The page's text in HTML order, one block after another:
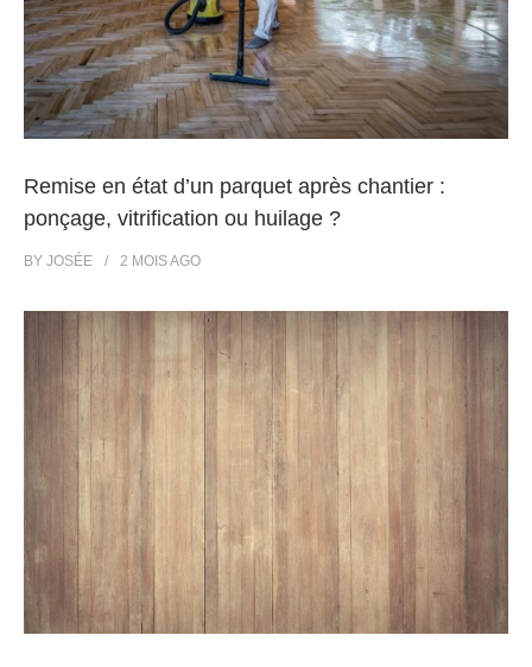
Remise en état d’un parquet après chantier :
ponçage, vitrification ou huilage ?
BY JOSÉE 2 MOISAGO